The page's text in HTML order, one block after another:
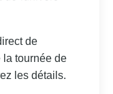
de
la tournée de
les détails.